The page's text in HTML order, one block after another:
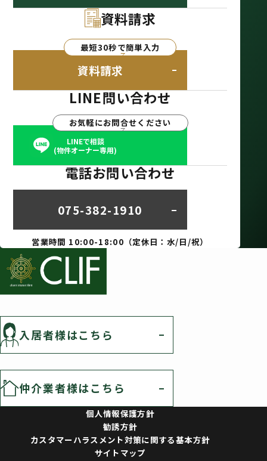
資料請求
最短30秒で簡単入力
資料請求
LINE問い合わせ
お気軽にお問合せください
LINEで相談
(物件オーナー専用)
電話お問い合わせ
075-382-1910
営業時間 10:00-18:00（定休日：水/日/祝）
入居者様はこちら
仲介業者様はこちら
個人情報保護方針
勧誘方針
カスタマーハラスメント対策に関する基本方針
サイトマップ